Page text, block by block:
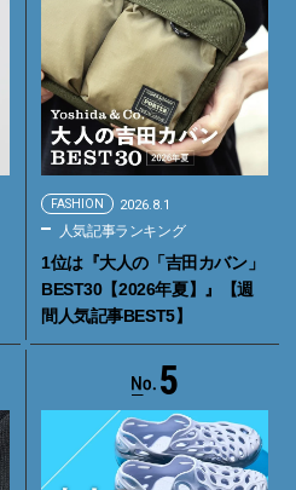
FASHION 2026.8.1
人気記事ランキング
1位は『大人の「吉田カバン」
BEST30【2026年夏】』【週
間人気記事BEST5】
5